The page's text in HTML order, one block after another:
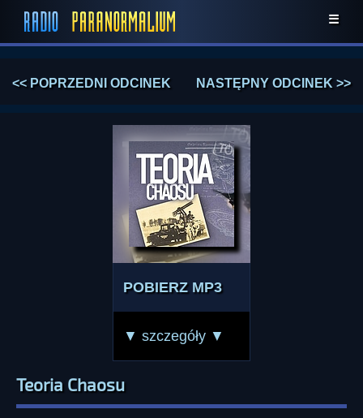
☰
<< POPRZEDNI ODCINEK NASTĘPNY ODCINEK >>
POBIERZ MP3
▼ szczegóły ▼
Teoria Chaosu